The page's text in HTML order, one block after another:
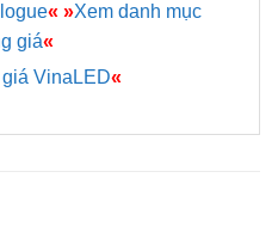
« »Xem danh mục
giá«
VinaLED«